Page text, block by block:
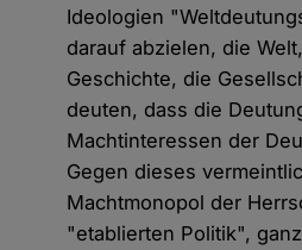
Ideologien
darauf abzielen, die
Geschichte, die
deuten, dass die
Machtinteressen der
Gegen dieses
Machtmonopol der
"etablierten Politik",